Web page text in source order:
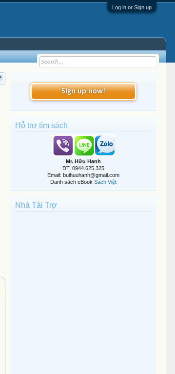
Log in or Sign up
Sign up now!
Hỗ trợ tìm sách
Mr. Hữu Hạnh
ĐT: 0944.625.325
Email: buihuuhanh@gmail.com
Danh sách eBook Sách Việt
Nhà Tài Trợ